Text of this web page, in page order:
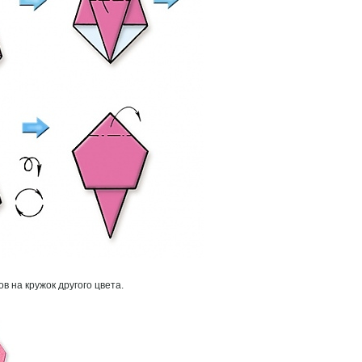
на кружок другого цвета.